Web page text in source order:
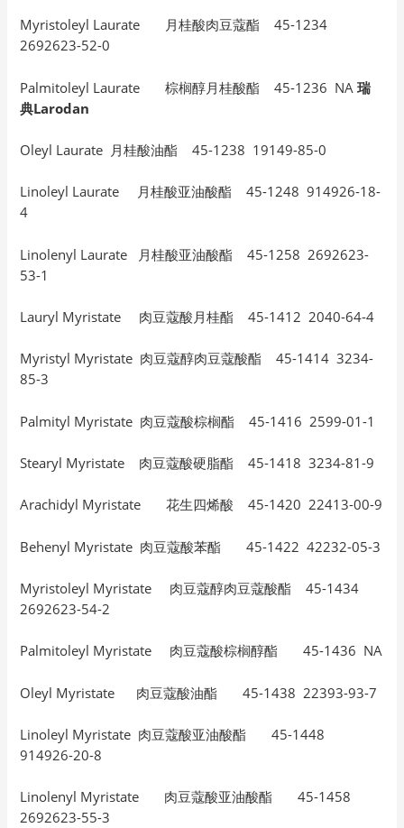
Myristoleyl Laurate 月桂酸肉豆蔻酯 45-1234
2692623-52-0
Palmitoleyl Laurate 棕榈醇月桂酸酯 45-1236 NA瑞
典Larodan
Oleyl Laurate 月桂酸油酯 45-1238 19149-85-0
Linoleyl Laurate 月桂酸亚油酸酯 45-1248 914926-18-
4
Linolenyl Laurate 月桂酸亚油酸酯 45-1258 2692623-
53-1
Lauryl Myristate 肉豆蔻酸月桂酯 45-1412 2040-64-4
Myristyl Myristate 肉豆蔻醇肉豆蔻酸酯 45-1414 3234-
85-3
Palmityl Myristate 肉豆蔻酸棕榈酯 45-1416 2599-01-1
Stearyl Myristate 肉豆蔻酸硬脂酯 45-1418 3234-81-9
Arachidyl Myristate 花生四烯酸 45-1420 22413-00-9
Behenyl Myristate 肉豆蔻酸苯酯 45-1422 42232-05-3
Myristoleyl Myristate 肉豆蔻醇肉豆蔻酸酯 45-1434
2692623-54-2
Palmitoleyl Myristate 肉豆蔻酸棕榈醇酯 45-1436 NA
Oleyl Myristate 肉豆蔻酸油酯 45-1438 22393-93-7
Linoleyl Myristate 肉豆蔻酸亚油酸酯 45-1448
914926-20-8
Linolenyl Myristate 肉豆蔻酸亚油酸酯 45-1458
2692623-55-3